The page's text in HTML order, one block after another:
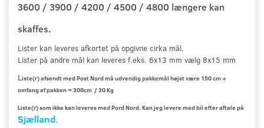
3600 / 3900 / 4200 / 4500 / 4800 længere kan
skaffes.
Lister kan leveres afkortet på opgivne cirka mål.
Lister på andre mål kan leveres f.eks. 6x13 mm vælg 8x15 mm
Liste(r) afsendt med Post Nord må udvendig pakkemål højst være 150 cm +
omfang af pakken = 300cm / 30 Kg
Liste(r) som ikke kan leveres med Pord Nord. Kan jeg levere med bil efter aftale på
Sjælland.